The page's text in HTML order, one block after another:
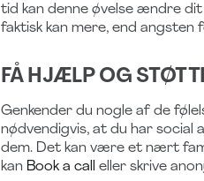
tid kan denne øvelse ændre
faktisk kan mere, end
FÅ HJÆLP OG
Genkender du nogle af de
nødvendigvis, at du har social
dem. Det kan være et nært
kan Book a call eller skrive